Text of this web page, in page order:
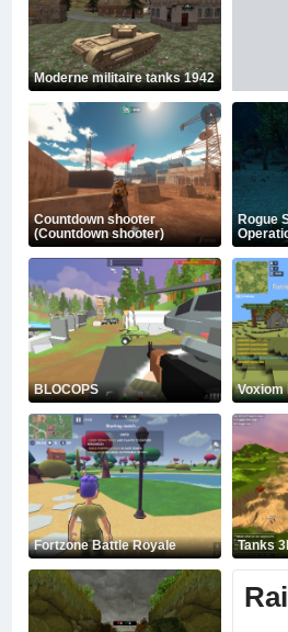
Moderne militaire tanks 1942
Countdown shooter
(Countdown shooter)
BLOCOPS
Fortzone Battle Royale
Rogue
Voxiom
Tanks